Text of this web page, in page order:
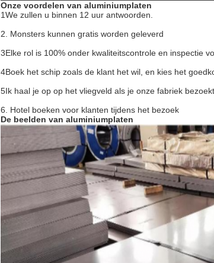
Onze voordelen van aluminiumplaten
1We zullen u binnen 12 uur antwoorden.
2. Monsters kunnen gratis worden geleverd
3Elke rol is 100% onder kwaliteitscontrole en inspectie
4Boek het schip zoals de klant het wil, en kies het
5Ik haal je op op het vliegveld als je onze fabriek bezoekt.
6. Hotel boeken voor klanten tijdens het bezoek
De beelden van aluminiumplaten